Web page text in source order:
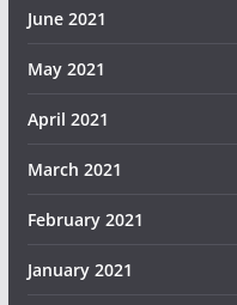
June 2021
May 2021
April 2021
March 2021
February 2021
January 2021